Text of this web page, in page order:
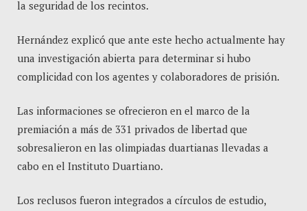
la seguridad de los recintos.
Hernández explicó que ante este hecho actualmente hay
una investigación abierta para determinar si hubo
complicidad con los agentes y colaboradores de prisión.
Las informaciones se ofrecieron en el marco de la
premiación a más de 331 privados de libertad que
sobresalieron en las olimpiadas duartianas llevadas a
cabo en el Instituto Duartiano.
Los reclusos fueron integrados a círculos de estudio,